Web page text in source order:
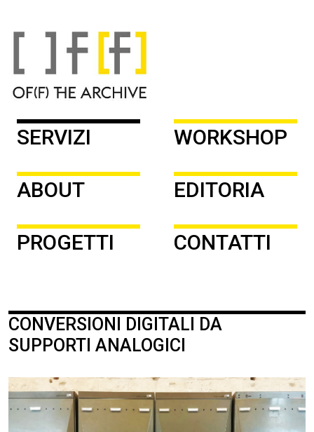
SERVIZI WORKSHOP
ABOUT EDITORIA
PROGETTI CONTATTI
CONVERSIONI DIGITALI DA
SUPPORTI ANALOGICI